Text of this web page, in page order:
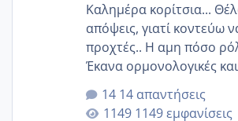
Καλημέρα κορίτσια...
απόψεις, γιατί κοντεύω να τρελαθώ από
προχτές.. Η αμη πόσο
Έκανα ορμονολογικές
για την ηλικία μου.. Είχα
εγκυμοσύνη, που έπρεπε
14 απαντήσεις
1149 εμφανίσεις